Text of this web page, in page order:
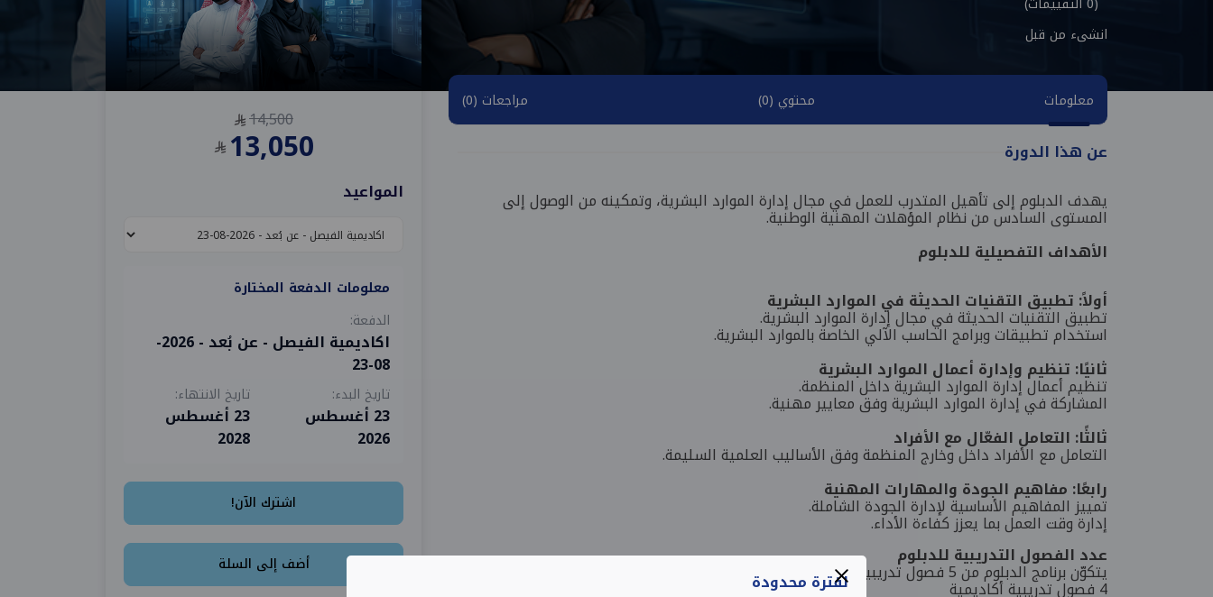
انشىء من قبل
معلومات محتوي (0) مراجعات (0)
عن هذا الدورة
يهدف الدبلوم إلى تأهيل المتدرب للعمل في مجال إدارة الموارد البشرية، وتمكينه من الوصول إلى
المستوى السادس من نظام المؤهلات المهنية الوطنية.
الأهداف التفصيلية للدبلوم
أولاً: تطبيق التقنيات الحديثة في الموارد البشرية
تطبيق التقنيات الحديثة في مجال إدارة الموارد البشرية.
استخدام تطبيقات وبرامج الحاسب الآلي الخاصة بالموارد البشرية.
ثانيًا: تنظيم وإدارة أعمال الموارد البشرية
تنظيم أعمال إدارة الموارد البشرية داخل المنظمة.
المشاركة في إدارة الموارد البشرية وفق معايير مهنية.
ثالثًا: التعامل الفعّال مع الأفراد
التعامل مع الأفراد داخل وخارج المنظمة وفق الأساليب العلمية السليمة.
رابعًا: مفاهيم الجودة والمهارات المهنية
تمييز المفاهيم الأساسية لإدارة الجودة الشاملة.
إدارة وقت العمل بما يعزز كفاءة الأداء.
عدد الفصول التدريبية للدبلوم
يتكوّن برنامج الدبلوم من 5 فصول تدريبية موزّعة على النحو التالي:
4 فصول تدريبية أكاديمية
14,500
13,050
المواعيد
معلومات الدفعة المختارة
الدفعة:
اكاديمية الفيصل - عن بُعد - 2026-
08-23
تاريخ البدء:
23 أغسطس
2026
تاريخ الانتهاء:
23 أغسطس
2028
اشترك الآن!
أضف إلى السلة
لفترة محدودة